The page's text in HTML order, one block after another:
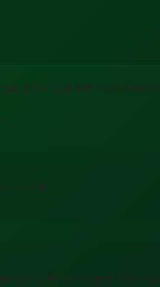
Đánh giá Việt Nam
nhất
bài viết về công ty trên